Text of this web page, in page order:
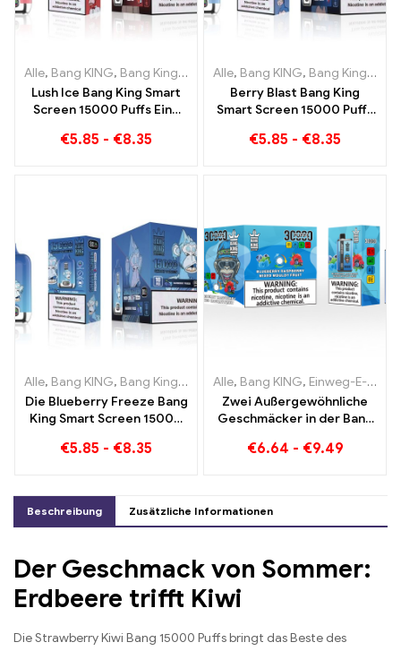
Alle, Bang KING, Bang King Smart Screen 15000 Puff ,Einweg-E-
Lush Ice Bang King Smart
Screen 15000 Puffs Eine
Mischung aus
€5.85 - €8.35
Alle, Bang KING, Bang King Smart Screen 15000 Puff
Berry Blast Bang King
Smart Screen 15000 Puffs
neuen Generation
€5.85 - €8.35
Alle, Bang KING, Bang King Smart Screen 15000 Puff ,Einweg-E-
Die Blueberry Freeze Bang
King Smart Screen 15000
€5.85 - €8.35
Alle, Bang KING, Einweg-E-Zigaretten Litauen
Zwei Außergewöhnliche
Geschmäcker in der Bang
Zigarette Blueberry
€6.64 - €9.49
Beschreibung Zusätzliche Informationen
Der Geschmack von Sommer:
Erdbeere trifft Kiwi
Die Strawberry Kiwi Bang 15000 Puffs bringt das Beste des